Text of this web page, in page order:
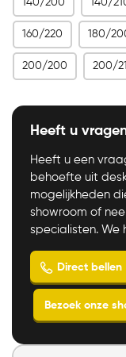
140/200 140/
160/220 180/
200/200 200/
Heeft u
Heeft u een
behoefte uit
mogelijkheden
showroom of
specialisten. We